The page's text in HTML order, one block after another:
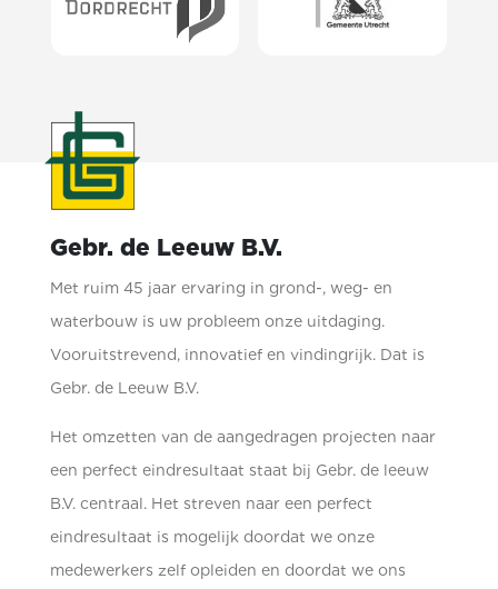
Gebr. de Leeuw B.V.
Met ruim 45 jaar ervaring in grond-, weg- en
waterbouw is uw probleem onze uitdaging.
Vooruitstrevend, innovatief en vindingrijk. Dat is
Gebr. de Leeuw B.V.
Het omzetten van de aangedragen projecten naar
een perfect eindresultaat staat bij Gebr. de leeuw
B.V. centraal. Het streven naar een perfect
eindresultaat is mogelijk doordat we onze
medewerkers zelf opleiden en doordat we ons